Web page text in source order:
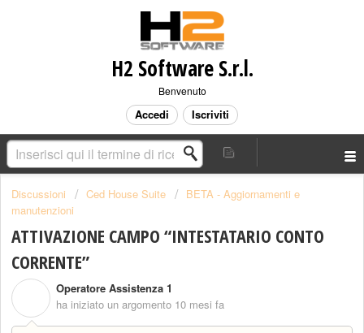
H2 Software S.r.l.
Benvenuto
Accedi Iscriviti
Discussioni Ced House Suite
BETA - Aggiornamenti e
manutenzioni
ATTIVAZIONE CAMPO “INTESTATARIO CONTO
CORRENTE”
Operatore Assistenza 1
ha iniziato un argomento 10 mesi fa